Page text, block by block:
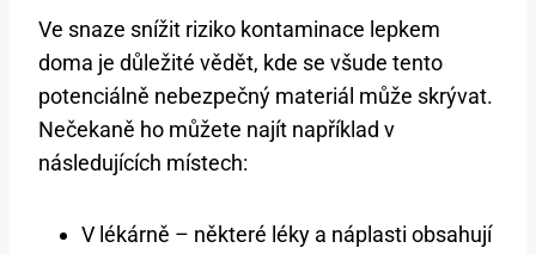
Ve snaze snížit riziko kontaminace lepkem
doma je důležité vědět, kde se všude tento
potenciálně nebezpečný materiál může skrývat.
Nečekaně ho můžete najít například v
následujících místech:
V lékárně – některé léky a náplasti obsahují